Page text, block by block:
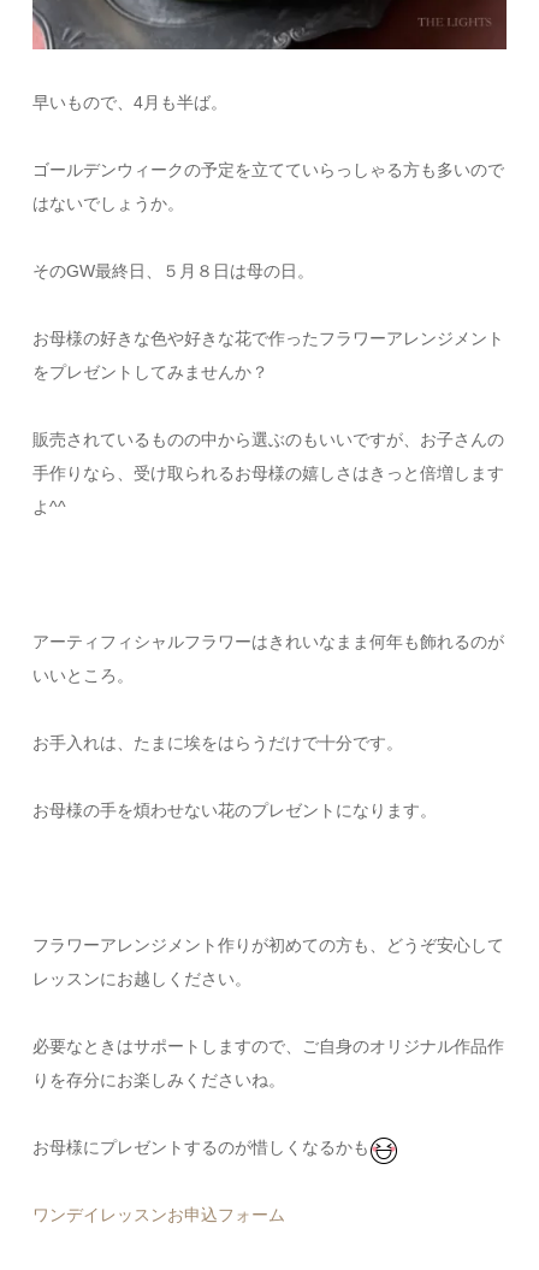
早いもので、4月も半ば。
ゴールデンウィークの予定を立てていらっしゃる方も多いので
はないでしょうか。
そのGW最終日、５月８日は母の日。
お母様の好きな色や好きな花で作ったフラワーアレンジメント
をプレゼントしてみませんか？
販売されているものの中から選ぶのもいいですが、お子さんの
手作りなら、受け取られるお母様の嬉しさはきっと倍増します
よ^^
アーティフィシャルフラワーはきれいなまま何年も飾れるのが
いいところ。
お手入れは、たまに埃をはらうだけで十分です。
お母様の手を煩わせない花のプレゼントになります。
フラワーアレンジメント作りが初めての方も、どうぞ安心して
レッスンにお越しください。
必要なときはサポートしますので、ご自身のオリジナル作品作
りを存分にお楽しみくださいね。
お母様にプレゼントするのが惜しくなるかも
ワンデイレッスンお申込フォーム